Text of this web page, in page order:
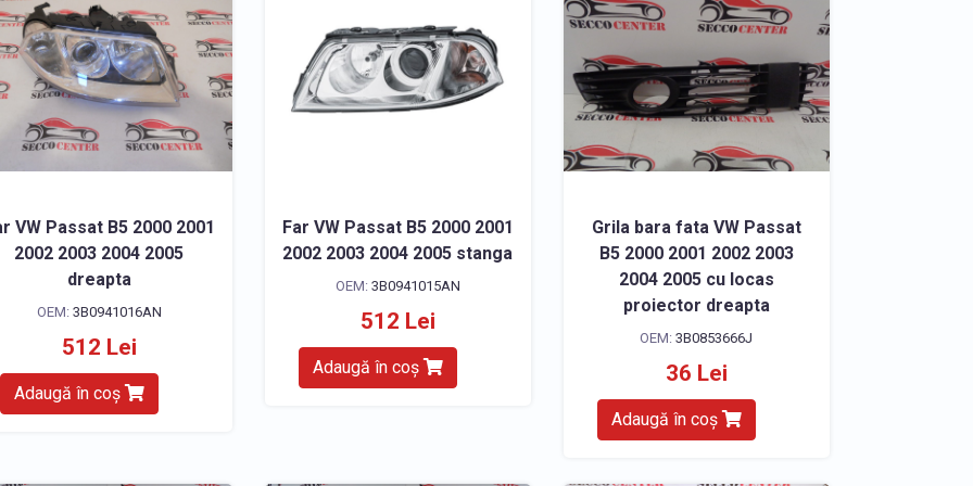
VW Passat B5 2000 2001
2002 2003 2004 2005
dreapta
OEM: 3B0941016AN
512 Lei
Adaugă în coș
Far VW Passat B5 2000 2001
2002 2003 2004 2005 stanga
OEM: 3B0941015AN
512 Lei
Adaugă în coș
Grila bara fata VW Passat
B5 2000 2001 2002 2003
2004 2005 cu locas
proiector dreapta
OEM:3B0853666J
36 Lei
Adaugă în coș